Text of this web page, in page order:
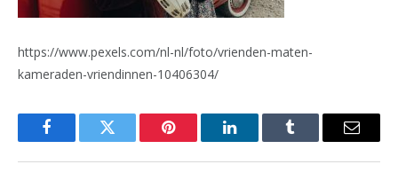
https://www.pexels.com/nl-nl/foto/vrienden-maten-
kameraden-vriendinnen-10406304/
FacebookTwitter Pinterest LinkedInTumblr Email